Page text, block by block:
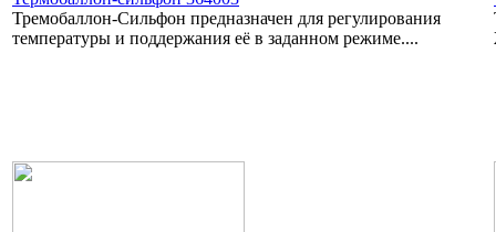
Тремобаллон-Сильфон предназначен для регулирования
температуры и поддержания её в заданном режиме....